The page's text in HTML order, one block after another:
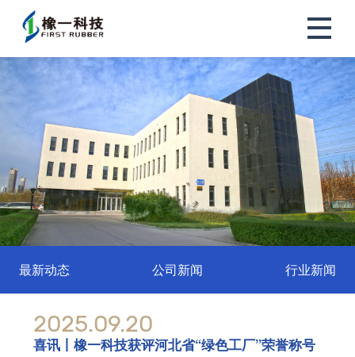
最新动态 公司新闻 行业新闻
2025.09.20
喜讯丨橡一科技获评河北省“绿色工厂”荣誉称号